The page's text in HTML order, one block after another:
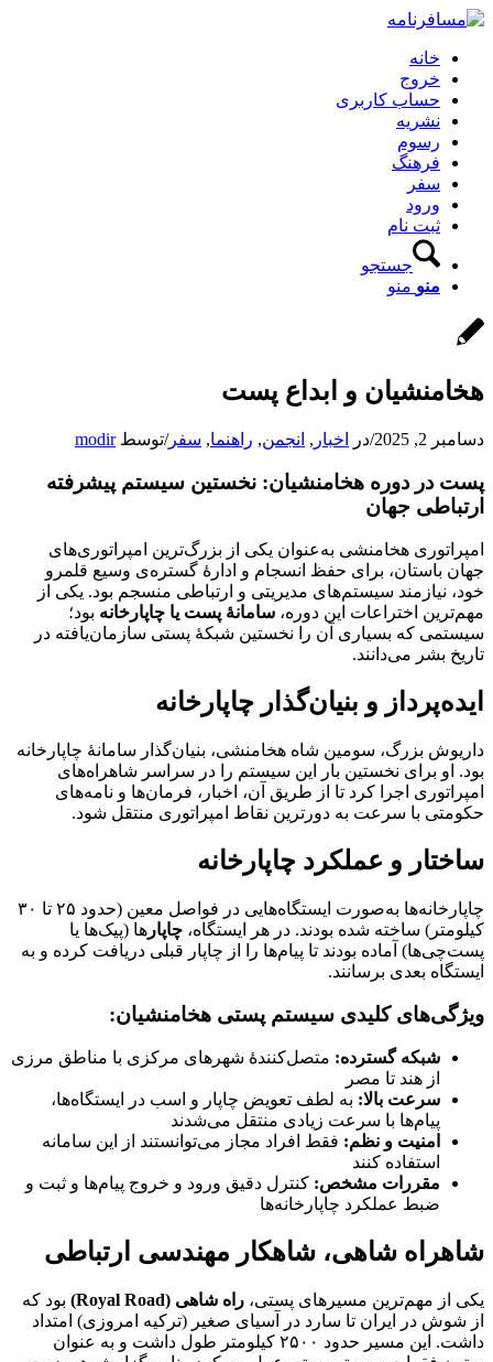
خانه
خروج
حساب کاربری
نشریه
رسوم
فرهنگ
سفر
ورود
ثبت نام
جستجو
منو منو
هخامنشیان و ابداع پست
دسامبر 2, 2025 /در اخبار , انجمن, راهنما, سفر/توسطmodir
پست در دوره هخامنشیان: نخستین سیستم پیشرفته
ارتباطی جهان
امپراتوری هخامنشی به‌عنوان یکی از بزرگ‌ترین امپراتوری‌های
جهان باستان، برای حفظ انسجام و ادارهٔ گستره‌ی وسیع قلمرو
خود، نیازمند سیستم‌های مدیریتی و ارتباطی منسجم بود. یکی از
مهم‌ترین اختراعات این دوره، سامانهٔ پست یا چاپارخانه بود؛
سیستمی که بسیاری آن را نخستین شبکهٔ پستی سازمان‌یافته در
تاریخ بشر می‌دانند.
ایده‌پرداز و بنیان‌گذار چاپارخانه
داریوش بزرگ، سومین شاه هخامنشی، بنیان‌گذار سامانهٔ چاپارخانه
بود. او برای نخستین بار این سیستم را در سراسر شاهراه‌های
امپراتوری اجرا کرد تا از طریق آن، اخبار، فرمان‌ها و نامه‌های
حکومتی با سرعت به دورترین نقاط امپراتوری منتقل شود.
ساختار و عملکرد چاپارخانه
چاپارخانه‌ها به‌صورت ایستگاه‌هایی در فواصل معین (حدود ۲۵ تا ۳۰
کیلومتر) ساخته شده بودند. در هر ایستگاه، چاپار ‌ها (پیک‌ها یا
پست‌چی‌ها) آماده بودند تا پیام‌ها را از چاپار قبلی دریافت کرده و به
ایستگاه بعدی برسانند.
ویژگی‌های کلیدی سیستم پستی هخامنشیان:
شبکه گسترده: متصل‌کنندهٔ شهرهای مرکزی با مناطق مرزی
از هند تا مصر
سرعت بالا: به لطف تعویض چاپار و اسب در ایستگاه‌ها،
پیام‌ها با سرعت زیادی منتقل می‌شدند
امنیت و نظم: فقط افراد مجاز می‌توانستند از این سامانه
استفاده کنند
مقررات مشخص: کنترل دقیق ورود و خروج پیام‌ها و ثبت و
ضبط عملکرد چاپارخانه‌ها
شاهراه شاهی، شاهکار مهندسی ارتباطی
یکی از مهم‌ترین مسیرهای پستی، راه شاهی (Royal Road)
بود که
از شوش در ایران تا سارد در آسیای صغیر (ترکیه امروزی) امتداد
داشت. این مسیر حدود ۲۵۰۰ کیلومتر طول داشت و به عنوان